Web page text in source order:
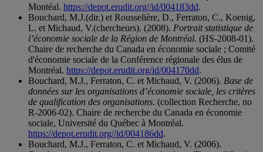
Montéal. https://depot.erudit.org//id/004183dd.
Bouchard, M.J.(dir.) et Rousselière, D., Ferraton, C., Koenig,
L. et Michaud, V.(chercheurs). (2008). Portrait statistique de
l’économie sociale de la Région de Montréal. (HS-2008-01).
Chaire de recherche du Canada en économie sociale ; Comité
d'économie sociale de la Conférence régionale des élus de
Montréal. https://depot.erudit.org/id/004170dd.
Bouchard, M.J., Ferraton, C. et Michaud, V. (2006). Base de
données sur les organisations d’économie sociale, les critères
de qualification des organisations. (collection Recherche, no
R-2006-02). Chaire de recherche du Canada en économie
sociale, Université du Québec à Montréal.
https://depot.erudit.org//id/004186dd.
Bouchard, M.J., Ferraton, C. et Michaud, V. (2006).